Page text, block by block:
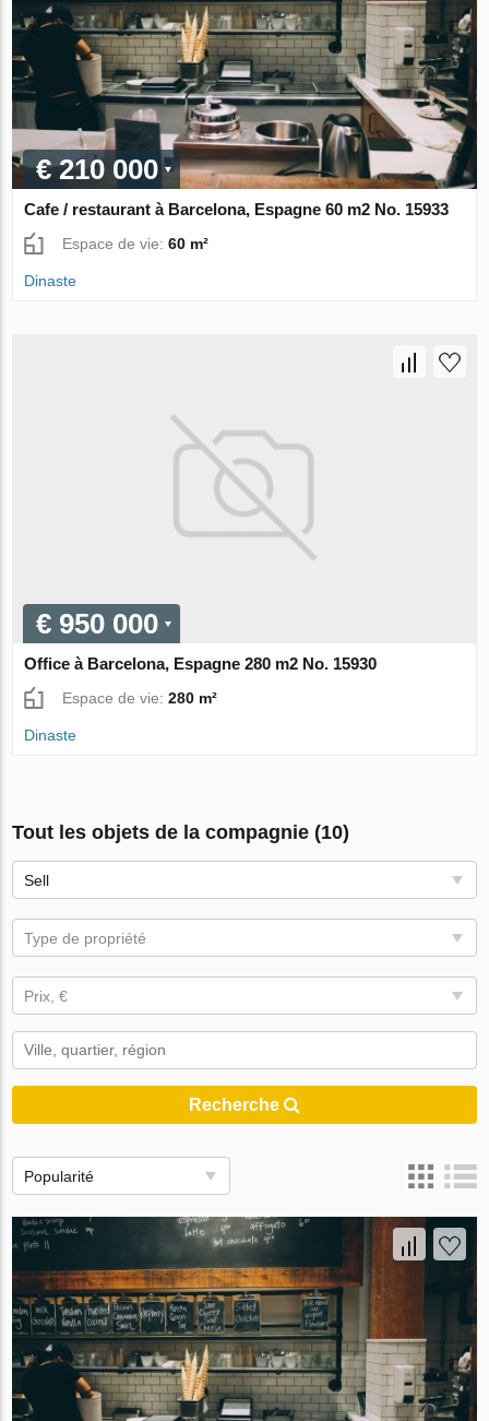
€ 210 000
Cafe / restaurant à Barcelona, Espagne 60 m2 No. 15933
Espace de vie:60 m²
Dinaste
€ 950 000
Office à Barcelona, Espagne 280 m2 No. 15930
Espace de vie:280 m²
Dinaste
Tout les objets de la compagnie (10)
Sell
Type de propriété
Prix, €
Recherche
Popularité